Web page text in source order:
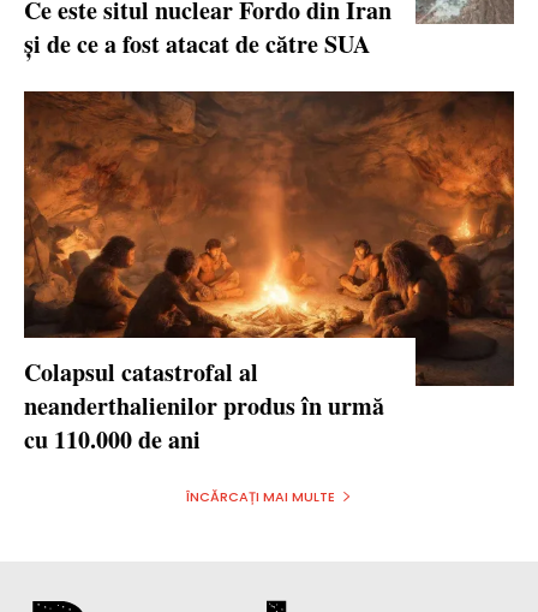
Ce este situl nuclear Fordo din Iran
și de ce a fost atacat de către SUA
Colapsul catastrofal al
neanderthalienilor produs în urmă
cu 110.000 de ani
ÎNCĂRCAȚI MAI MULTE